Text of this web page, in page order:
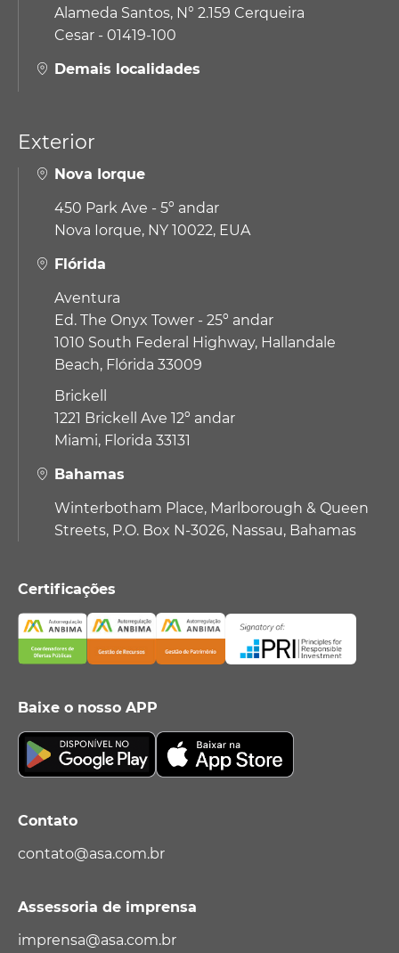
Alameda Santos, N° 2.159 Cerqueira
Cesar - 01419-100
Demais localidades
Exterior
Nova Iorque
450 Park Ave - 5º andar
Nova Iorque, NY 10022, EUA
Flórida
Aventura
Ed. The Onyx Tower - 25º andar
1010 South Federal Highway, Hallandale
Beach, Flórida 33009
Brickell
1221 Brickell Ave 12º andar
Miami, Florida 33131
Bahamas
Winterbotham Place, Marlborough & Queen
Streets, P.O. Box N-3026, Nassau, Bahamas
Certificações
Baixe o nosso APP
Contato
contato@asa.com.br
Assessoria de imprensa
imprensa@asa.com.br